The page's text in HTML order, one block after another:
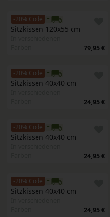
-20% Code
Sitzkissen 120x55 cm
79,95 €
-20% Code
Sitzkissen 40x40 cm
24,95 €
-20% Code
Sitzkissen 40x40 cm
24,95 €
-20% Code
Sitzkissen 40x40 cm
24,95 €